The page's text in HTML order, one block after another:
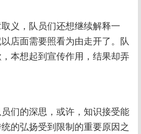
义，队员们还想继续解释一
店面需要照看为由走开了。队
本想起到宣传作用，结果却弄
们的深思，或许，知识接受能
的弘扬受到限制的重要原因之